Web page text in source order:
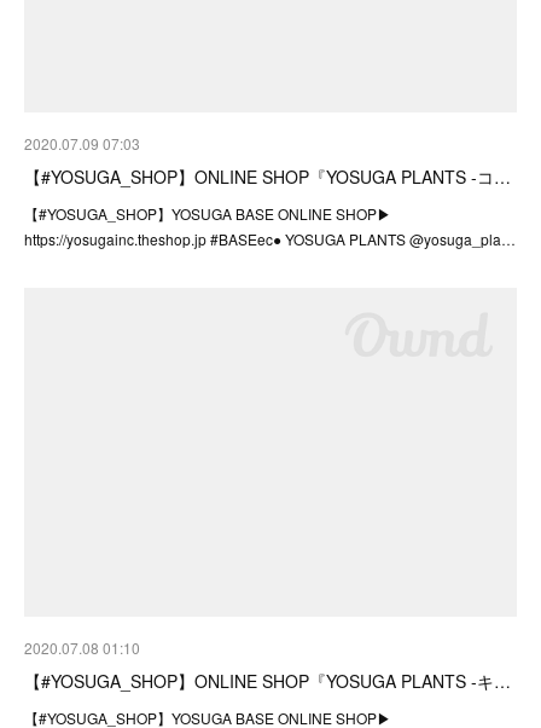
2020.07.09 07:03
【#YOSUGA_SHOP】ONLINE SHOP『YOSUGA PLANTS -コ…
【#YOSUGA_SHOP】YOSUGA BASE ONLINE SHOP▶︎
https://yosugainc.theshop.jp #BASEec● YOSUGA PLANTS @yosuga_pla…
2020.07.08 01:10
【#YOSUGA_SHOP】ONLINE SHOP『YOSUGA PLANTS -キ…
【#YOSUGA_SHOP】YOSUGA BASE ONLINE SHOP▶︎